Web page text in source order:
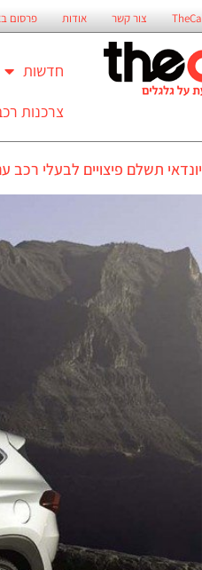
צור קשר אודות פרסום
חדשות
צרכנות
יונדאי תשלם פיצויים לבעלי רכב